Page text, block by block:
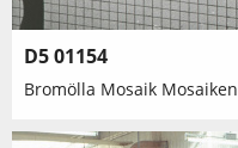
D5 01154
Bromölla Mosaik Mosaiken